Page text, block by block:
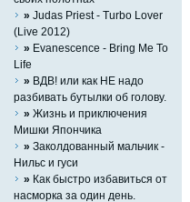
» Judas Priest - Turbo Lover
(Live 2012)
» Evanescence - Bring Me To
Life
» ВДВ! или как НЕ надо
разбивать бутылки об голову.
» Жизнь и приключения
Мишки Япончика
» Заколдованный мальчик -
Нильс и гуси
» Как быстро избавиться от
насморка за один день.